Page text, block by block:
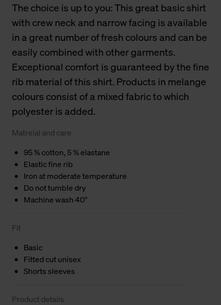
The choice is up to you: This great basic shirt
with crew neck and narrow facing is available
in a great number of fresh colours and can be
easily combined with other garments.
Exceptional comfort is guaranteed by the fine
rib material of this shirt. Products in melange
colours consist of a mixed fabric to which
polyester is added.
Matreial and care
95 % cotton, 5 % elastane
Elastic fine rib
Iron at moderate temperature
Do not tumble dry
Machine wash 40°
Fit
Basic
Fitted cut unisex
Shorts sleeves
Product details